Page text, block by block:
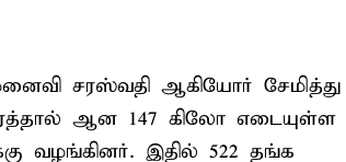
சரஸ்வதி ஆகியோர் சேமித்து
ஆன 147 கிலோ எடையுள்ள
வழங்கினர். இதில் 522 தங்க